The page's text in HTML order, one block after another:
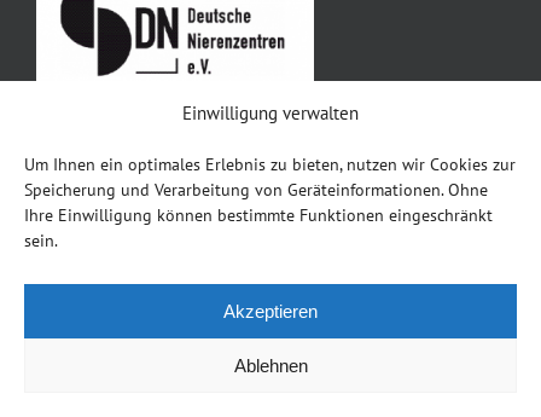
Einwilligung verwalten
Um Ihnen ein optimales Erlebnis zu bieten, nutzen wir Cookies zur
Speicherung und Verarbeitung von Geräteinformationen. Ohne
Ihre Einwilligung können bestimmte Funktionen eingeschränkt
sein.
Akzeptieren
Ablehnen
Impressum
Datenschutz